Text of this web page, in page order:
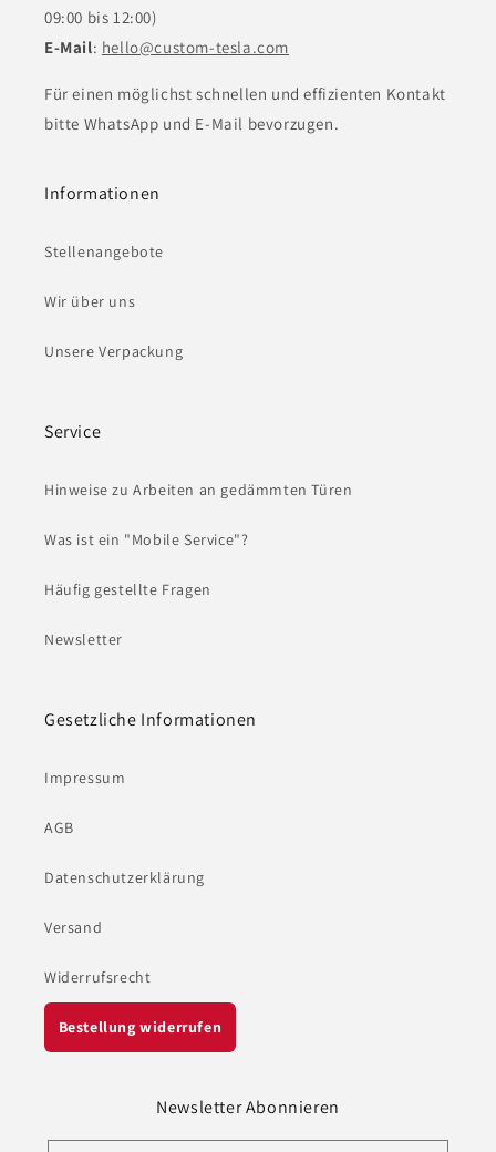
09:00 bis 12:00)
E-Mail: hello@custom-tesla.com
Für einen möglichst schnellen und effizienten Kontakt
bitte WhatsApp und E-Mail bevorzugen.
Informationen
Stellenangebote
Wir über uns
Unsere Verpackung
Service
Hinweise zu Arbeiten an gedämmten Türen
Was ist ein "Mobile Service"?
Häufig gestellte Fragen
Newsletter
Gesetzliche Informationen
Impressum
AGB
Datenschutzerklärung
Versand
Widerrufsrecht
Bestellung widerrufen
Newsletter Abonnieren